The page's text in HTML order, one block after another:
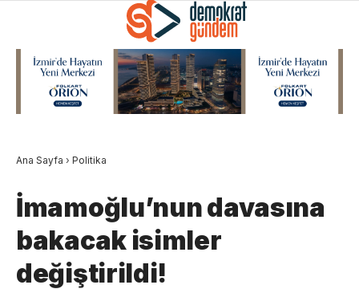
Ana Sayfa › Politika
İmamoğlu’nun davasına
bakacak isimler
değiştirildi!